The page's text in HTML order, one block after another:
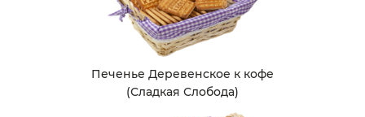
Печенье Деревенское к кофе
(Сладкая Слобода)